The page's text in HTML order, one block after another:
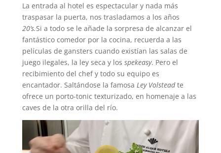
La entrada al hotel es espectacular y nada más
traspasar la puerta, nos trasladamos a los años
20’s.Si a todo se le añade la sorpresa de alcanzar el
fantástico comedor por la cocina, recuerda a las
películas de gansters cuando existían las salas de
juego ilegales, la ley seca y los spekeasy. Pero el
recibimiento del chef y todo su equipo es
encantador. Saltándose la famosa Ley Volsteadte
ofrece un porto-tonic texturizado, en homenaje a las
caves de la otra orilla del río.